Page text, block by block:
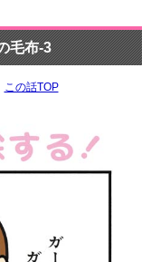
毛布-3
この話TOP